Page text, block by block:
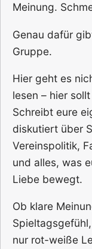
Meinung.
Genau dafür
Gruppe.
Hier geht es
lesen – hier
Schreibt eure
diskutiert über
Vereinspolitik,
und alles, was
Liebe bewegt.
Ob klare
nur rot-weiße